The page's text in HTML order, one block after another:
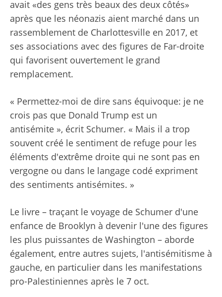
avait «des gens très beaux des deux côtés»
après que les néonazis aient marché dans un
rassemblement de Charlottesville en 2017, et
ses associations avec des figures de Far-droite
qui favorisent ouvertement le grand
remplacement.
« Permettez-moi de dire sans équivoque: je ne
crois pas que Donald Trump est un
antisémite », écrit Schumer. « Mais il a trop
souvent créé le sentiment de refuge pour les
éléments d'extrême droite qui ne sont pas en
vergogne ou dans le langage codé expriment
des sentiments antisémites. »
Le livre – traçant le voyage de Schumer d'une
enfance de Brooklyn à devenir l'une des figures
les plus puissantes de Washington – aborde
également, entre autres sujets, l'antisémitisme à
gauche, en particulier dans les manifestations
pro-Palestiniennes après le 7 oct.